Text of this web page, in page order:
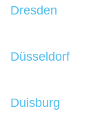
Dresden
Düsseldorf
Duisburg